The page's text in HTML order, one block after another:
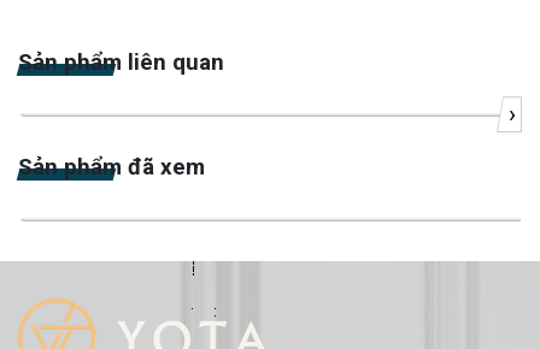
Sản phẩm liên quan
›
Sản phẩm đã xem